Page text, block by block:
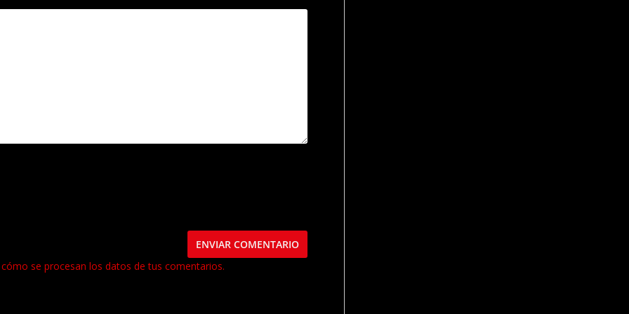
se procesan los datos de tus comentarios.